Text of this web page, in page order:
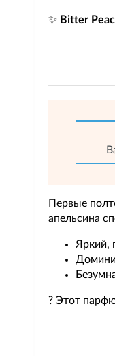
✨ Bitter
Первые
апельсина
Яркий,
? Этот